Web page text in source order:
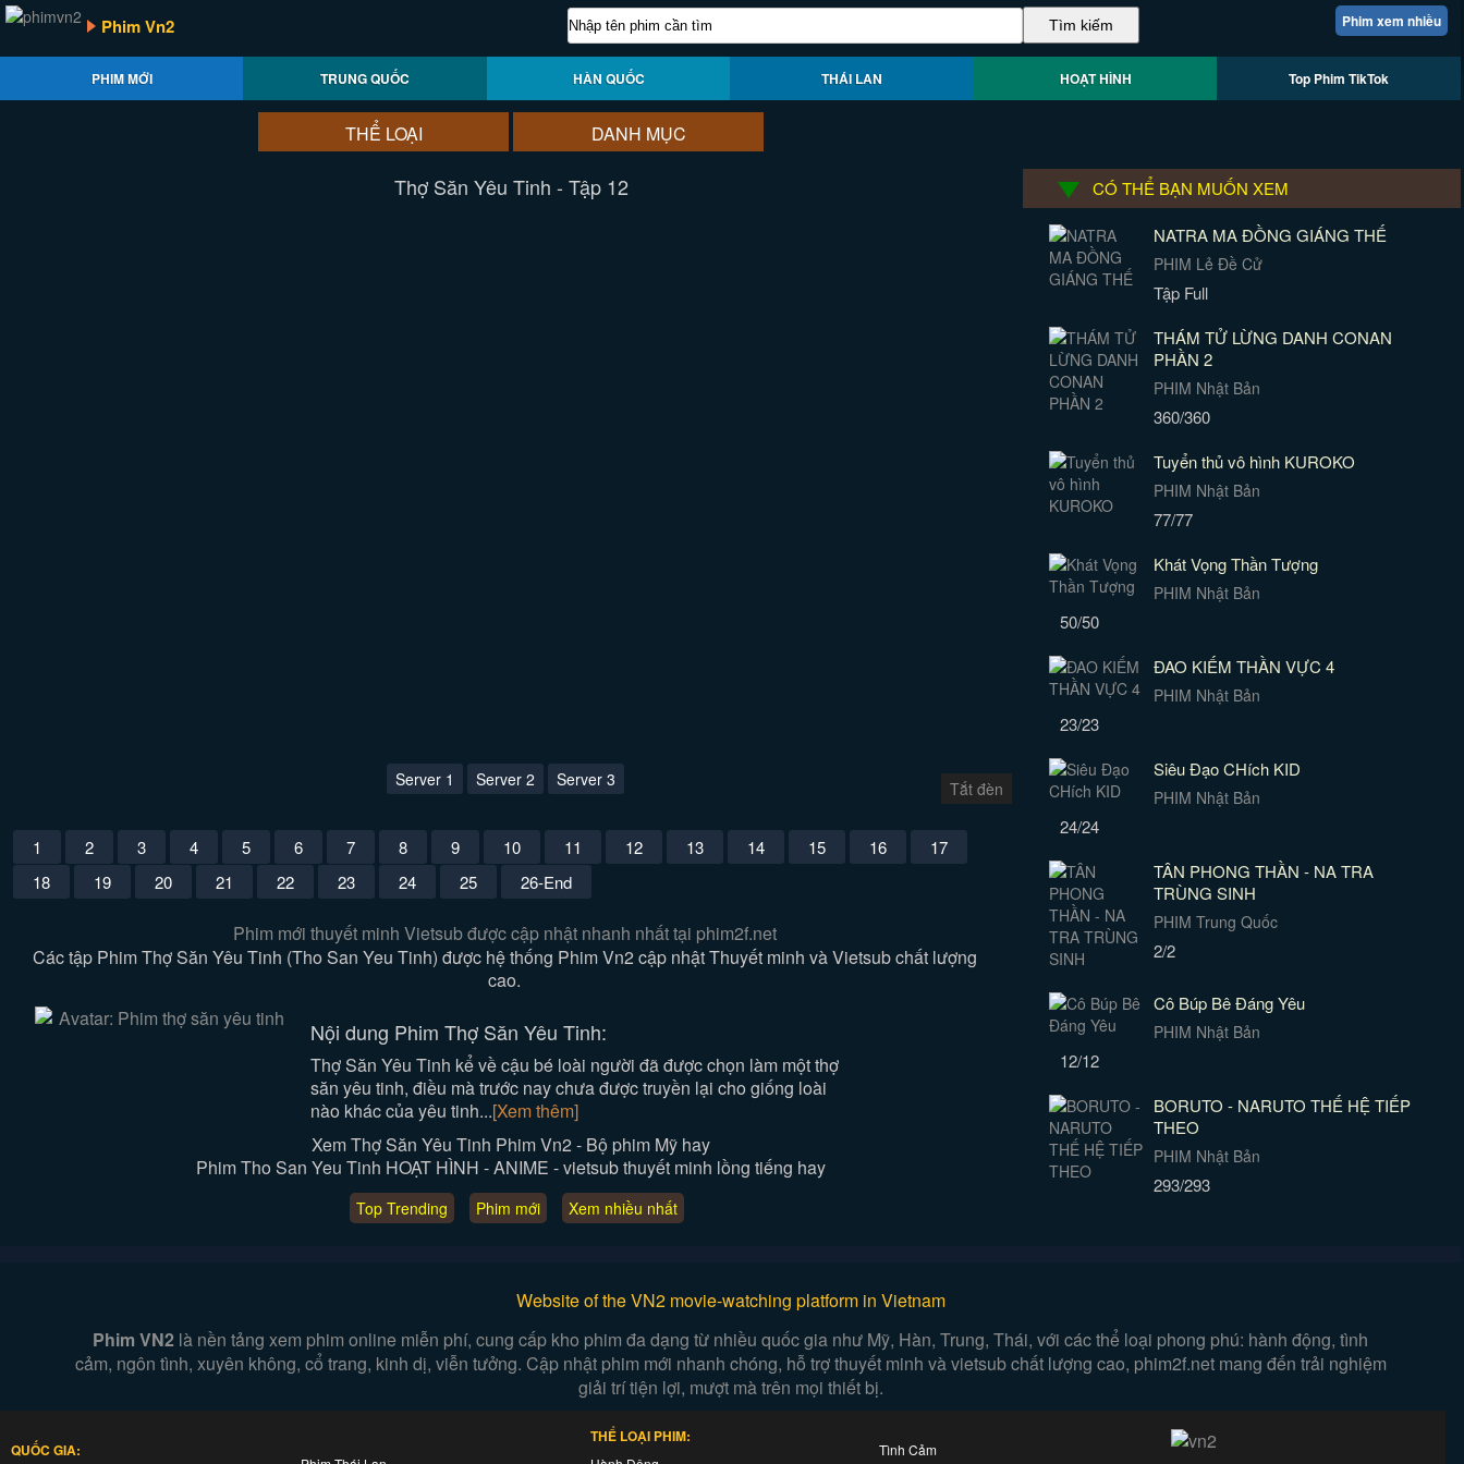
Phim xem nhiều
Phim Vn2
PHIM MỚI TRUNG QUỐC HÀN QUỐC THÁI LAN HOẠT HÌNH Top Phim TikTok
THỂ LOẠI DANH MỤC
Thợ Săn Yêu Tinh - Tập 12
Server 1 Server 2 Server 3 Tắt đèn
1 2 3 4 5 6 7 8 9 10 11 12 13 14 15 16
17
18
19 20 21 22 23 24 25 26-End
Phim mới thuyết minh Vietsub được cập nhật nhanh nhất tại phim2f.net
Các tập Phim Thợ Săn Yêu Tinh (Tho San Yeu Tinh) được hệ thống Phim Vn2 cập nhật Thuyết minh và Vietsub chất lượng
cao.
Nội dung Phim Thợ Săn Yêu Tinh:
Thợ Săn Yêu Tinh kể về cậu bé loài người đã được chọn làm một thợ
săn yêu tinh, điều mà trước nay chưa được truyền lại cho giống loài
nào khác của yêu tinh...[Xem thêm]
Xem Thợ Săn Yêu Tinh Phim Vn2 - Bộ phim Mỹ hay
Phim Tho San Yeu Tinh HOẠT HÌNH - ANIME - vietsub thuyết minh lồng tiếng hay
CÓ THỂ BẠN MUỐN XEM
NATRA MA ĐỒNG GIÁNG THẾ
PHIM Lẻ Đề Cử
Tập Full
THÁM TỬ LỪNG DANH CONAN
PHẦN 2
PHIM Nhật Bản
360/360
Tuyển thủ vô hình KUROKO
PHIM Nhật Bản
77/77
Khát Vọng Thần Tượng
PHIM Nhật Bản
50/50
ĐAO KIẾM THẦN VỰC 4
PHIM Nhật Bản
23/23
Siêu Đạo CHích KID
PHIM Nhật Bản
24/24
TÂN PHONG THẦN - NA TRA
TRÙNG SINH
PHIM Trung Quốc
2/2
Cô Búp Bê Đáng Yêu
PHIM Nhật Bản
12/12
BORUTO - NARUTO THẾ HỆ TIẾP
THEO
PHIM Nhật Bản
293/293
Top Trending Phim mới Xem nhiều nhất
Website of the VN2 movie-watching platform in Vietnam
Phim VN2 là nền tảng xem phim online miễn phí, cung cấp kho phim đa dạng từ nhiều quốc gia như Mỹ, Hàn, Trung, Thái, với các thể loại phong phú: hành động, tình
cảm, ngôn tình, xuyên không, cổ trang, kinh dị, viễn tưởng. Cập nhật phim mới nhanh chóng, hỗ trợ thuyết minh và vietsub chất lượng cao, phim2f.net mang đến trải nghiệm
giải trí tiện lợi, mượt mà trên mọi thiết bị.
QUỐC GIA:
THỂ LOẠI PHIM:
Tình Cảm